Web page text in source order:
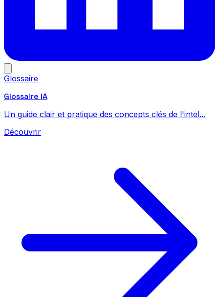
Glossaire
Glossaire IA
Un guide clair et pratique des concepts clés de l'intel...
Découvrir